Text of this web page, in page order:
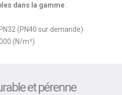
dans la gamme :
(PN40 sur demande)
(N/m²)
et pérenne